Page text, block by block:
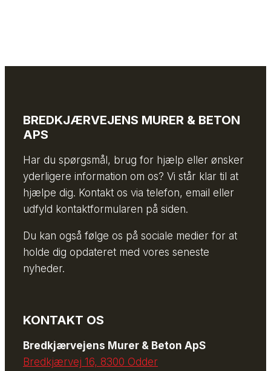
BREDKJÆRVEJENS MURER & BETON
APS
Har du spørgsmål, brug for hjælp eller ønsker
yderligere information om os? Vi står klar til at
hjælpe dig. Kontakt os via telefon, email eller
udfyld kontaktformularen på siden.
Du kan også følge os på sociale medier for at
holde dig opdateret med vores seneste
nyheder.
KONTAKT OS
Bredkjærvejens Murer & Beton ApS
Bredkjærvej 16, 8300 Odder